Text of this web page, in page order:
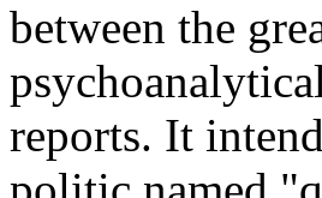
between the
reports. It